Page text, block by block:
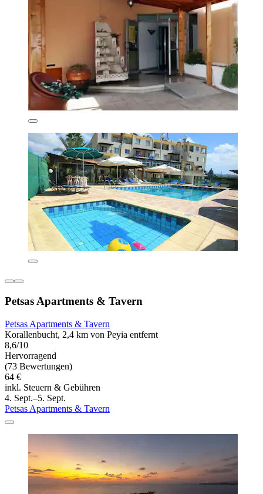
Petsas Apartments & Tavern
Petsas Apartments & Tavern
Korallenbucht, 2,4 km von Peyia entfernt
8,6/10
Hervorragend
(73 Bewertungen)
64 €
inkl. Steuern & Gebühren
4. Sept.–5. Sept.
Petsas Apartments & Tavern